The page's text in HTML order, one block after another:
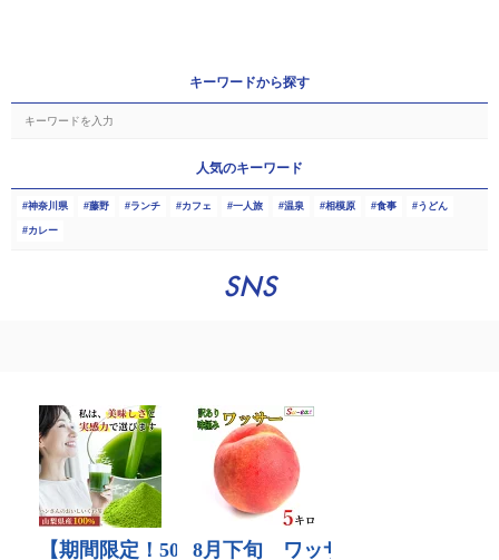
キーワードから探す
人気のキーワード
神奈川県 藤野 ランチ カフェ 一人旅 温泉 相模原 食事 うどん
カレー
SNS